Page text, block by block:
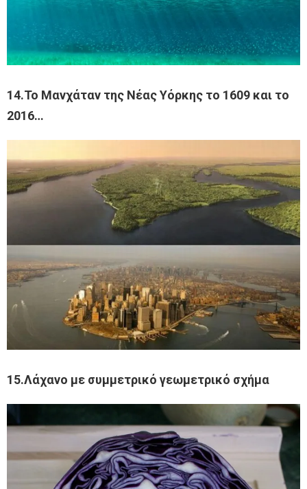
14.Το Μανχάταν της Νέας Υόρκης το 1609 και το
2016…
15.Λάχανο με συμμετρικό γεωμετρικό σχήμα